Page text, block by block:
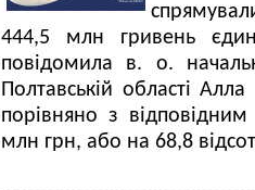
444,5 млн гривень
повідомила в. о.
Полтавській області
порівняно з
млн грн, або на 68,8